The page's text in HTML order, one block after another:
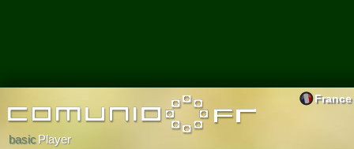
France
basicPlayer